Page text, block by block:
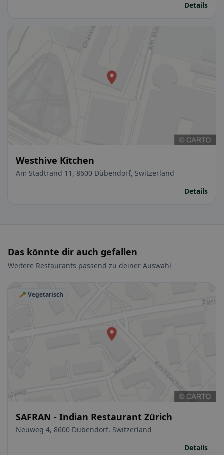
Details
Westhive Kitchen
Am Stadtrand 11, 8600 Dübendorf, Switzerland
Details
Das könnte dir auch gefallen
Weitere Restaurants passend zu deiner Auswahl
🥕 Vegetarisch
SAFRAN - Indian Restaurant Zürich
Neuweg 4, 8600 Dübendorf, Switzerland
Details